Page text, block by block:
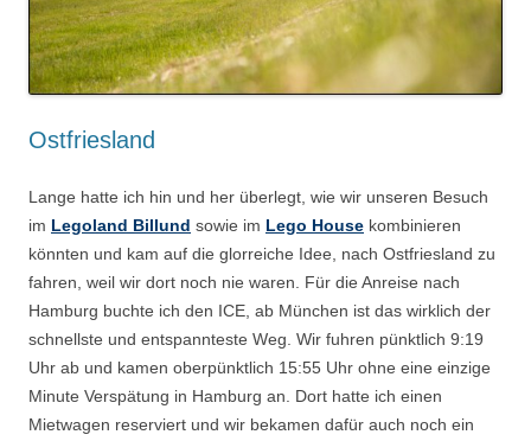
Ostfriesland
Lange hatte ich hin und her überlegt, wie wir unseren Besuch
im Legoland Billund sowie im Lego House kombinieren
könnten und kam auf die glorreiche Idee, nach Ostfriesland zu
fahren, weil wir dort noch nie waren. Für die Anreise nach
Hamburg buchte ich den ICE, ab München ist das wirklich der
schnellste und entspannteste Weg. Wir fuhren pünktlich 9:19
Uhr ab und kamen oberpünktlich 15:55 Uhr ohne eine einzige
Minute Verspätung in Hamburg an. Dort hatte ich einen
Mietwagen reserviert und wir bekamen dafür auch noch ein